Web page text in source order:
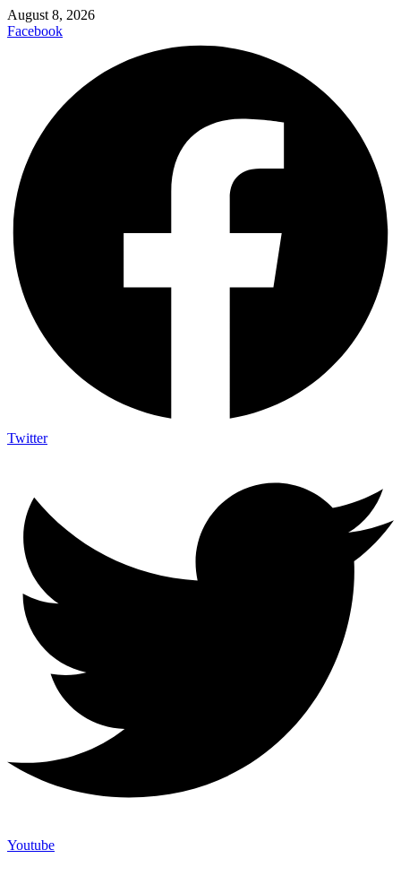
August 8, 2026
Facebook
Twitter
Youtube